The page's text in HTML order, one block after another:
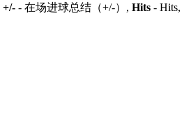
+/- - 在场进球总结（+/-）, Hits - Hits,